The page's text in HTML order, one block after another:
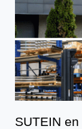
SUTEIN